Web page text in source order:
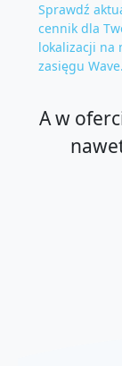
Sprawdź
cennik dla
lokalizacji na
zasięgu Wave.
A w